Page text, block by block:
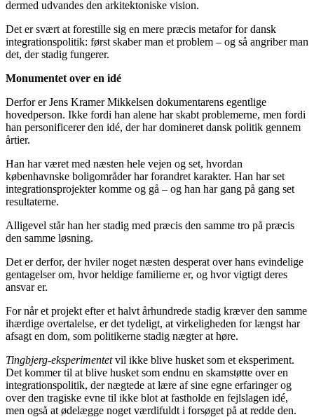
dermed udvandes den arkitektoniske vision.
Det er svært at forestille sig en mere præcis metafor for dansk
integrationspolitik: først skaber man et problem – og så angriber man
det, der stadig fungerer.
Monumentet over en idé
Derfor er Jens Kramer Mikkelsen dokumentarens egentlige
hovedperson. Ikke fordi han alene har skabt problemerne, men fordi
han personificerer den idé, der har domineret dansk politik gennem
årtier.
Han har været med næsten hele vejen og set, hvordan
københavnske boligområder har forandret karakter. Han har set
integrationsprojekter komme og gå – og han har gang på gang set
resultaterne.
Alligevel står han her stadig med præcis den samme tro på præcis
den samme løsning.
Det er derfor, der hviler noget næsten desperat over hans evindelige
gentagelser om, hvor heldige familierne er, og hvor vigtigt deres
ansvar er.
For når et projekt efter et halvt århundrede stadig kræver den samme
ihærdige overtalelse, er det tydeligt, at virkeligheden for længst har
afsagt en dom, som politikerne stadig nægter at høre.
Tingbjerg-eksperimentetvil ikke blive husket som et eksperiment.
Det kommer til at blive husket som endnu en skamstøtte over en
integrationspolitik, der nægtede at lære af sine egne erfaringer og
over den tragiske evne til ikke blot at fastholde en fejlslagen idé,
men også at ødelægge noget værdifuldt i forsøget på at redde den.